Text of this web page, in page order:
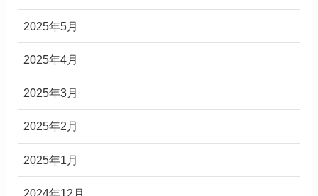
2025年5月
2025年4月
2025年3月
2025年2月
2025年1月
2024年12月